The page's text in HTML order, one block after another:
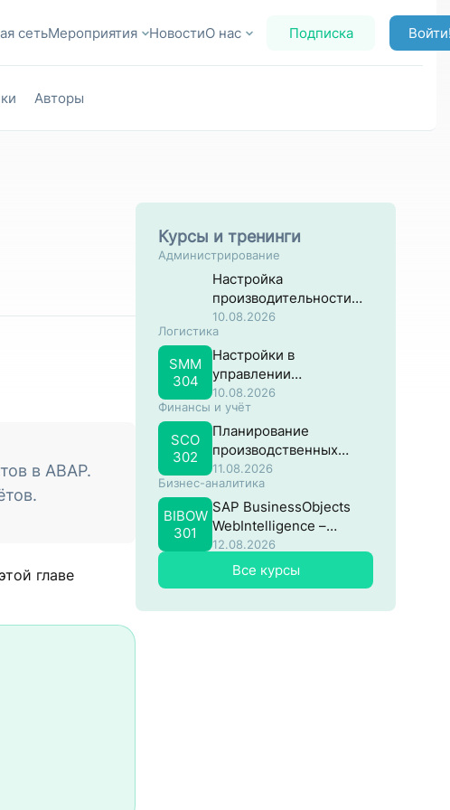
сетьМероприятия НовостиО нас Подписка
Авторы
в ABAP.
главе
Курсы и тренинги
Администрирование
Настройка
производительности
систем на основе SAP
NW ABAP
10.08.2026
Логистика
SMM
304
Настройки в
управлении
материальными
потоками в SAP
10.08.2026
Финансы и учёт
SCO
302
Планирование
производственных
затрат в SAP
11.08.2026
Бизнес-аналитика
BIBOW
301
SAP BusinessObjects
WebIntelligence –
Продвинутый
12.08.2026
Все курсы